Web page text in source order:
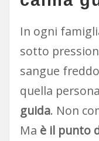
In ogni
sotto
sangue
quella
guida. Non
Ma è il punto